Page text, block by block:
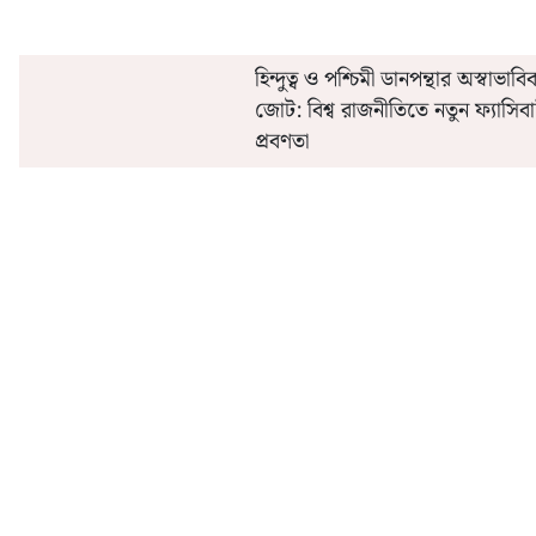
হিন্দুত্ব ও পশ্চিমী ডানপন্থার
জোট: বিশ্ব রাজনীতিতে নতুন
প্রবণতা